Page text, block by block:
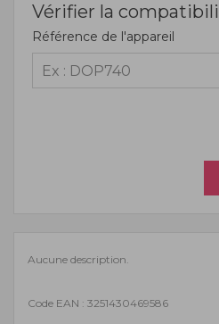
Vérifier la
Référence de l'appareil
Aucune description.
Code EAN : 3251430469586